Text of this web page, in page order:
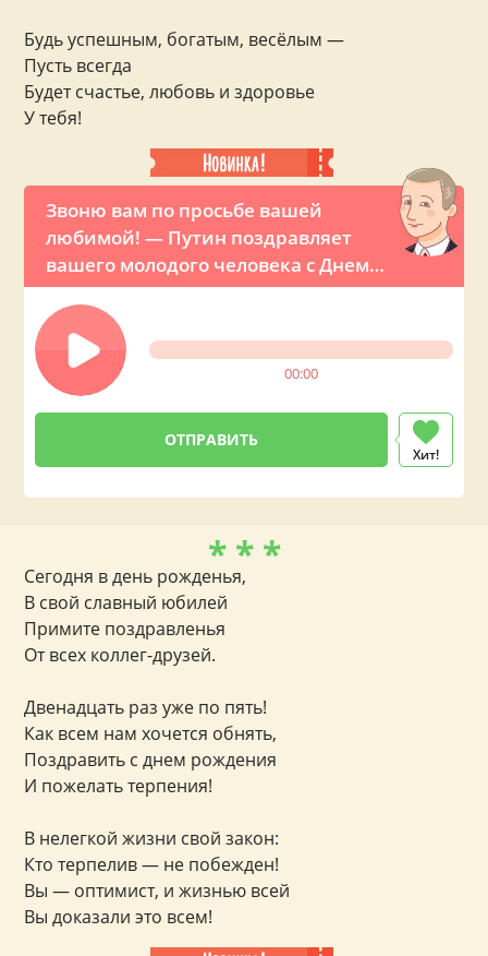
Звоню вам по просьбе вашей
любимой! — Путин поздравляет
вашего молодого человека с Днем
рождения по телефону
00:00
Хит!
Будь успешным, богатым, весёлым —
Пусть всегда
Будет счастье, любовь и здоровье
У тебя!
* * *
Сегодня в день рожденья,
В свой славный юбилей
Примите поздравленья
От всех коллег-друзей.
Двенадцать раз уже по пять!
Как всем нам хочется обнять,
Поздравить с днем рождения
И пожелать терпения!
В нелегкой жизни свой закон:
Кто терпелив — не побежден!
Вы — оптимист, и жизнью всей
Вы доказали это всем!